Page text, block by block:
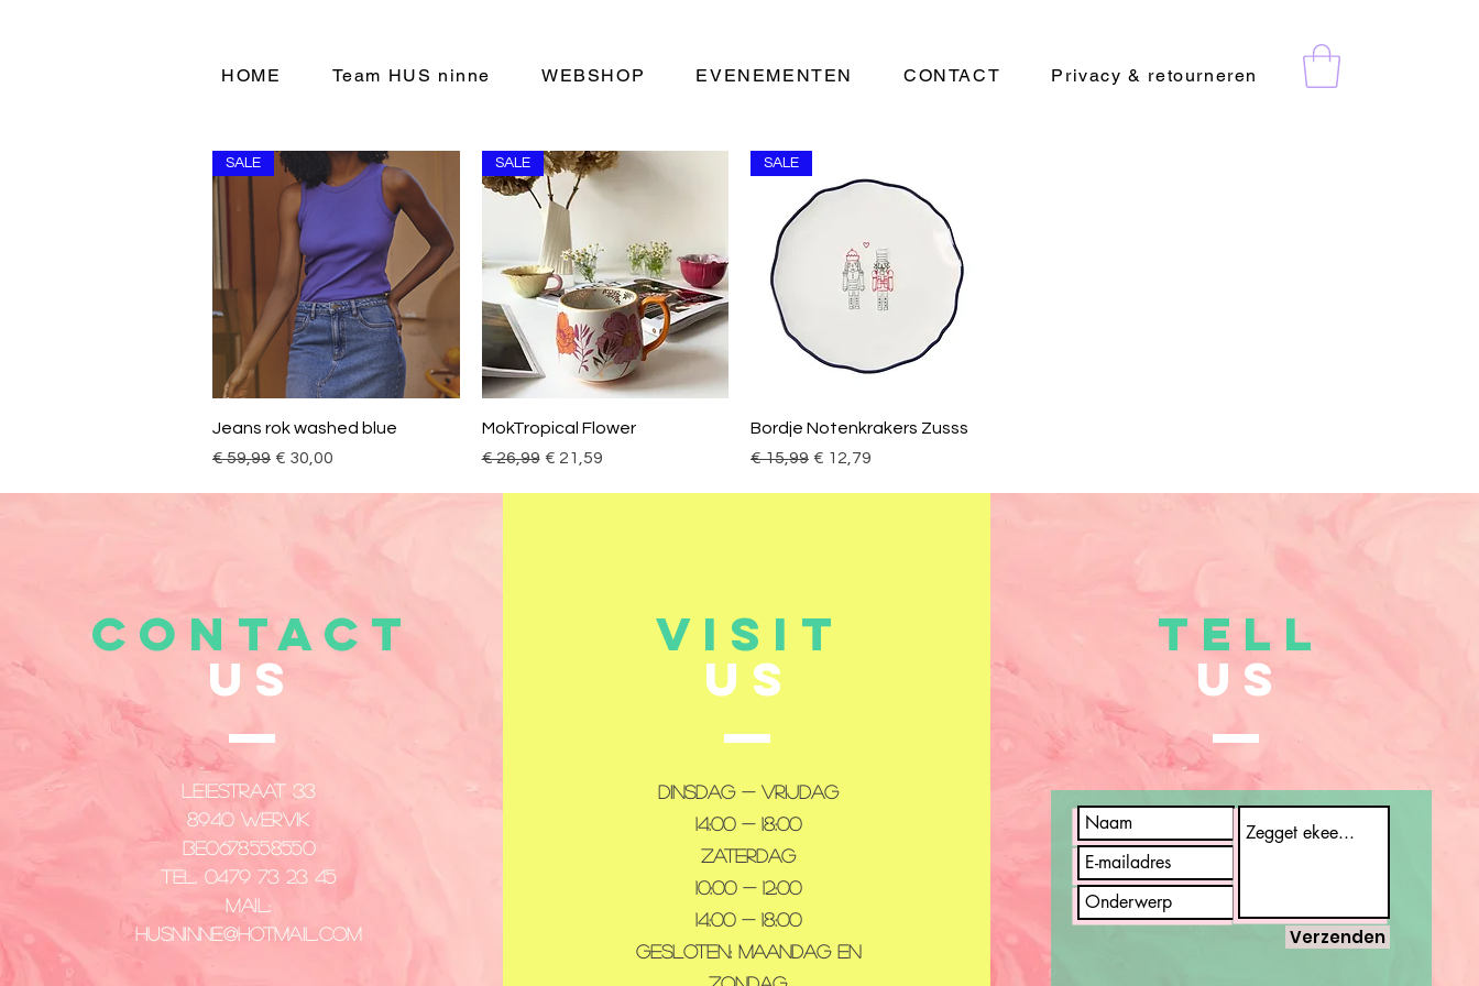
HOME Team HUS ninne WEBSHOP EVENEMENTEN CONTACT Privacy & retourneren
Snel overzicht
SALE
Jeans rok washed blue
Normale prijs
€ 59,99 Verkoopprijs
€ 30,00
Snel overzicht
SALE
MokTropical Flower
Normale prijs
€ 26,99 Verkoopprijs
€ 21,59
Snel overzicht
SALE
Bordje Notenkrakers Zusss
Normale prijs
€ 15,99 Verkoopprijs
€ 12,79
CONTACT
US
Leiestraat 33
8940 Wervik
​BE0678558550
Tel. 0479 73 23 45
Mail:
husninne@hotmail.com
VISIT
US
Dinsdag - Vrijdag
14:00 - 18:00
Zaterdag
10:00 - 12:00
14:00 - 18:00
Gesloten: maandag en
TELL
US
Verzenden